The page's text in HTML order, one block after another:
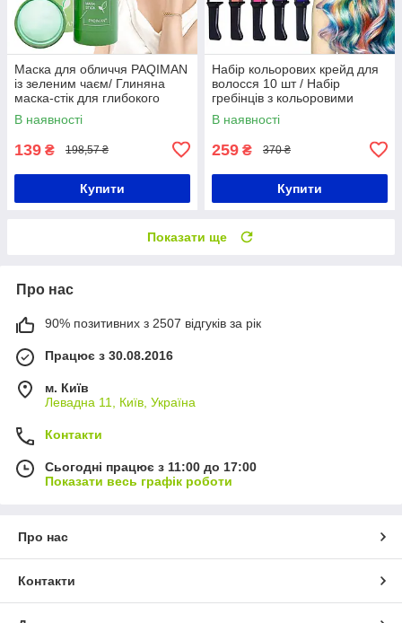
Маска для обличчя PAQIMAN
із зеленим чаєм/ Глиняна
маска-стік для глибокого
очищення шкіри та звуження
пор
В наявності
139 ₴ 198,57 ₴
Купити
Набір кольорових крейд для
волосся 10 шт / Набір
гребінців з кольоровими
крейдами для волосся /
Дитячі крейди для волосся
В наявності
259 ₴ 370 ₴
Купити
Показати ще
Про нас
90% позитивних з 2507 відгуків за рік
Працює з 30.08.2016
м. Київ
Левадна 11, Київ, Україна
Контакти
Сьогодні працює з 11:00 до 17:00
Показати весь графік роботи
Про нас
Контакти